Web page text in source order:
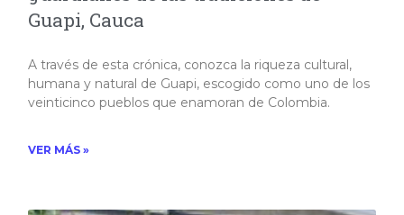
Guapi, Cauca
A través de esta crónica, conozca la riqueza cultural,
humana y natural de Guapi, escogido como uno de los
veinticinco pueblos que enamoran de Colombia.​
VER MÁS »